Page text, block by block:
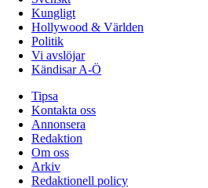
Kungligt
Hollywood & Världen
Politik
Vi avslöjar
Kändisar A-Ö
Tipsa
Kontakta oss
Annonsera
Redaktion
Om oss
Arkiv
Redaktionell policy